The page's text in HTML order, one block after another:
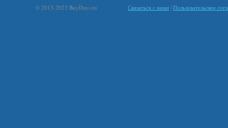
© 2013-2023 BuyDays.ru Связаться с нами | Пользовательское